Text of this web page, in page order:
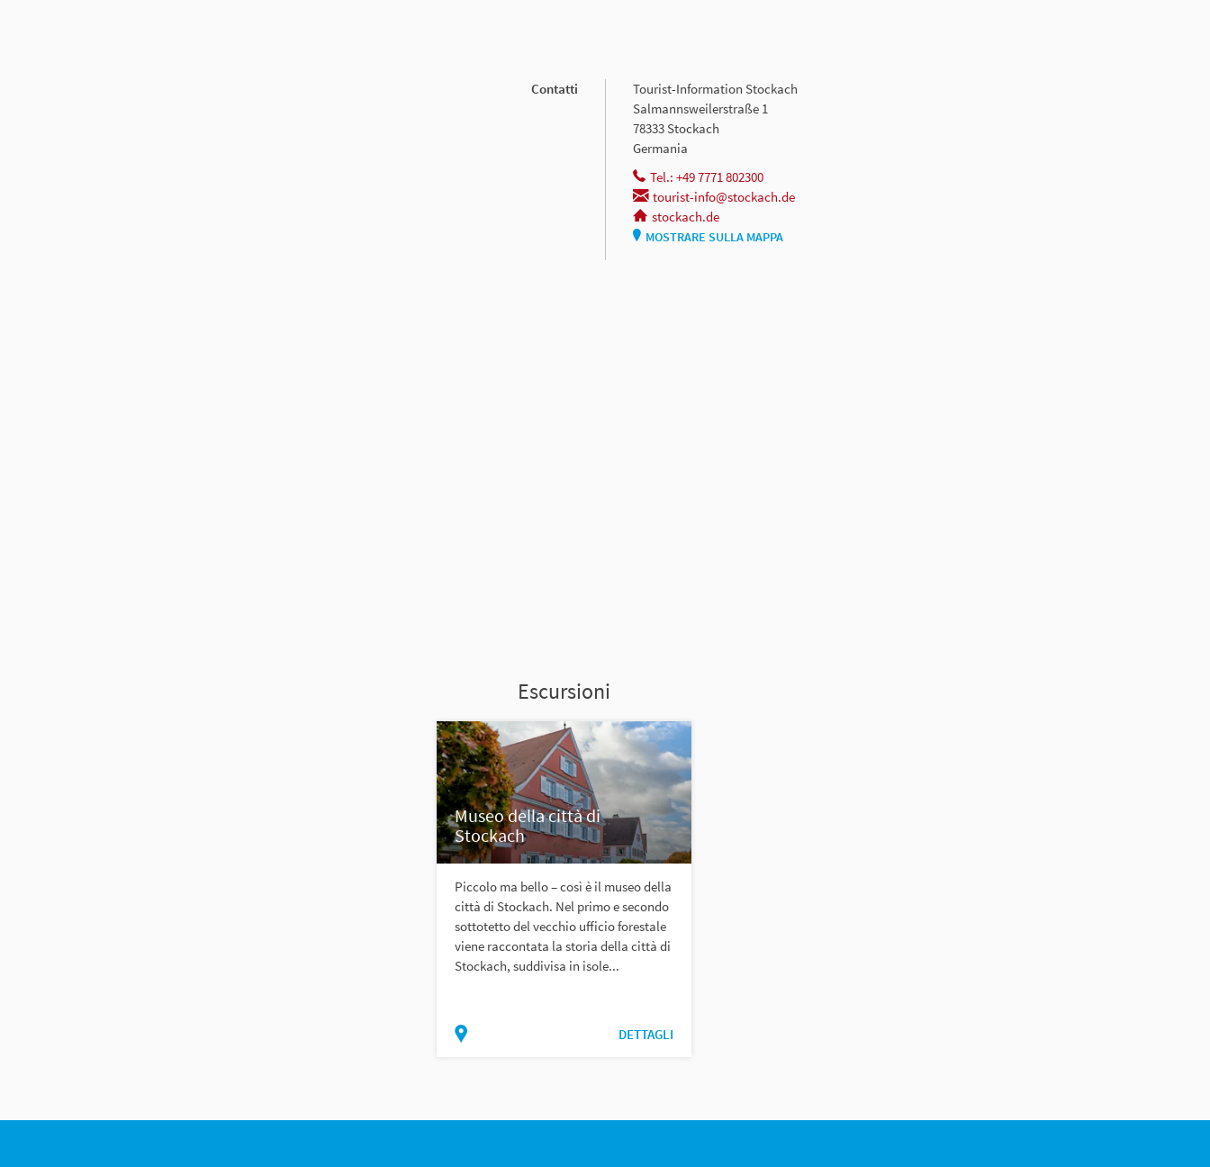
Contatti
Tourist-Information Stockach
Salmannsweilerstraße 1
78333 Stockach
Germania
Tel.: +49 7771 802300
tourist-info@stockach.de
stockach.de
MOSTRARE SULLA MAPPA
Escursioni
Museo della città di
Stockach
Piccolo ma bello – così è il museo della
città di Stockach. Nel primo e secondo
sottotetto del vecchio ufficio forestale
viene raccontata la storia della città di
Stockach, suddivisa in isole...
DETTAGLI